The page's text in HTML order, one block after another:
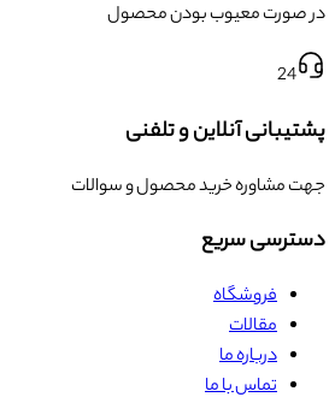
در صورت معیوب بودن محصول
24
پشتیبانی آنلاین و تلفنی
جهت مشاوره خرید محصول و سوالات
دسترسی سریع
فروشگاه
مقالات
درباره ما
تماس با ما